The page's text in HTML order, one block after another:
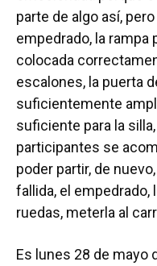
parte de algo así,
empedrado, la rampa
colocada
escalones, la puerta
suficientemente
suficiente para la
participantes se
poder partir, de
fallida, el
ruedas, meterla al
Es lunes 28 de mayo